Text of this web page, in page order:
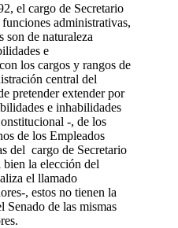
el cargo de Secretario
administrativas,
son de naturaleza
e
los cargos y rangos de
central del
pretender extender por
e inhabilidades
-, de los
de los Empleados
del cargo de Secretario
bien la elección del
el llamado
, estos no tienen la
de las mismas